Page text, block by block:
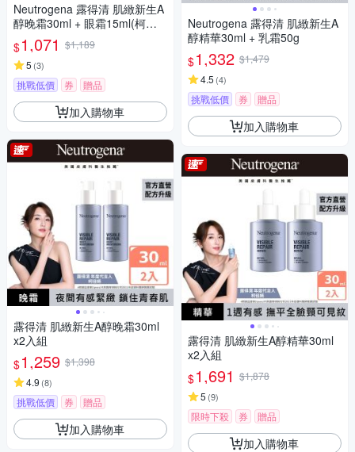
Neutrogena 露得清 肌緻新生A
醇晚霜30ml + 眼霜15ml(柯佳
嬿代言/抗老推薦)
$1,071 $1,189
5 (3)
挑戰低價 券 贈品
加入購物車
露得清 肌緻新生A醇晚霜30ml
x2入組
$1,259 $1,398
4.9 (8)
挑戰低價 券 贈品
加入購物車
Neutrogena 露得清 肌緻新生A
醇精華30ml + 乳霜50g
$1,332 $1,479
4.5 (4)
挑戰低價 券 贈品
加入購物車
露得清 肌緻新生A醇精華30ml
x2入組
$1,691 $1,878
5 (9)
限時下殺 券 贈品
加入購物車